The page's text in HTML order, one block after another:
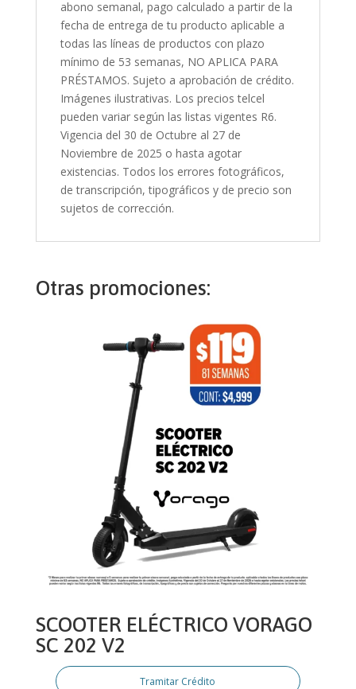
abono semanal, pago calculado a partir de la
fecha de entrega de tu producto aplicable a
todas las líneas de productos con plazo
mínimo de 53 semanas, NO APLICA PARA
PRÉSTAMOS. Sujeto a aprobación de crédito.
Imágenes ilustrativas. Los precios telcel
pueden variar según las listas vigentes R6.
Vigencia del 30 de Octubre al 27 de
Noviembre de 2025 o hasta agotar
existencias. Todos los errores fotográficos,
de transcripción, tipográficos y de precio son
sujetos de corrección.
Otras promociones:
SCOOTER ELÉCTRICO VORAGO
SC 202 V2
Tramitar Crédito